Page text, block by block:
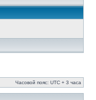
Часовой пояс: UTC + 3 часа